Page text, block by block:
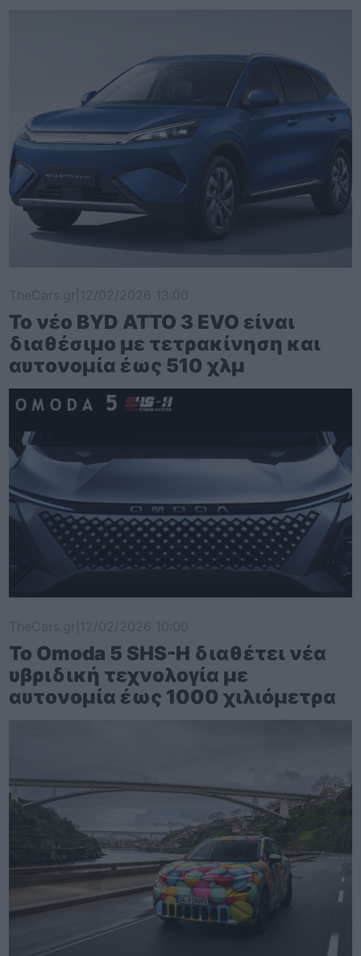
Το νέο BYD ATTO 3 EVO είναι
διαθέσιμο με τετρακίνηση και
αυτονομία έως 510 χλμ
Το Omoda 5 SHS-H διαθέτει νέα
υβριδική τεχνολογία με
αυτονομία έως 1000 χιλιόμετρα